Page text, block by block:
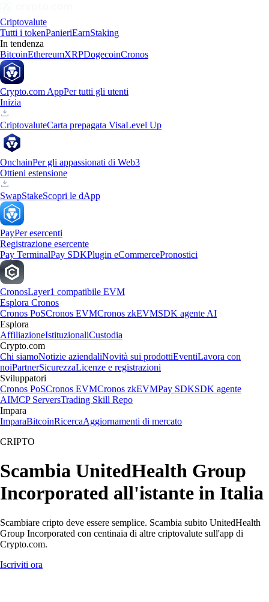
Criptovalute
Tutti i tokenPanieriEarnStaking
In tendenza
BitcoinEthereumXRPDogecoinCronos
Crypto.com AppPer tutti gli utenti
Inizia
CriptovaluteCarta prepagata VisaLevel Up
OnchainPer gli appassionati di Web3
Ottieni estensione
SwapStakeScopri le dApp
PayPer esercenti
Registrazione esercente
Pay TerminalPay SDKPlugin eCommercePronostici
CronosLayer1 compatibile EVM
Esplora Cronos
Cronos PoSCronos EVMCronos zkEVMSDK agente AI
Esplora
AffiliazioneIstituzionaliCustodia
Crypto.com
Chi siamoNotizie aziendaliNovità sui prodottiEventiLavora con
noiPartnerSicurezzaLicenze e registrazioni
Sviluppatori
Cronos PoSCronos EVMCronos zkEVMPay SDKSDK agente
AIMCP ServersTrading Skill Repo
Impara
ImparaBitcoinRicercaAggiornamenti di mercato
CRIPTO
Scambia UnitedHealth Group
Incorporated all'istante in Italia
Scambiare cripto deve essere semplice. Scambia subito UnitedHealth
Group Incorporated con centinaia di altre criptovalute sull'app di
Crypto.com.
Iscriviti ora